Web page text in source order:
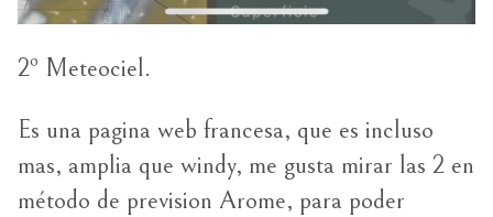
2º Meteociel.
Es una pagina web francesa, que es incluso
mas, amplia que windy, me gusta mirar las 2 en
método de prevision Arome, para poder